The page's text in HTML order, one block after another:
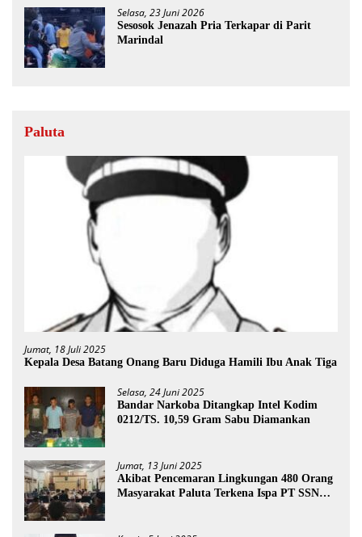
Selasa, 23 Juni 2026
Sesosok Jenazah Pria Terkapar di Parit
Marindal
Paluta
Jumat, 18 Juli 2025
Kepala Desa Batang Onang Baru Diduga Hamili Ibu Anak Tiga
Selasa, 24 Juni 2025
Bandar Narkoba Ditangkap Intel Kodim
0212/TS. 10,59 Gram Sabu Diamankan
Jumat, 13 Juni 2025
Akibat Pencemaran Lingkungan 480 Orang
Masyarakat Paluta Terkena Ispa PT SSN